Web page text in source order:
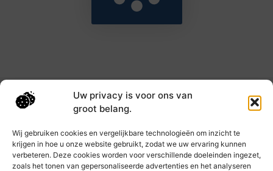
Uw privacy is voor ons van
groot belang.
Wij gebruiken cookies en vergelijkbare technologieën om inzicht te
krijgen in hoe u onze website gebruikt, zodat we uw ervaring kunnen
verbeteren. Deze cookies worden voor verschillende doeleinden ingezet,
zoals het tonen van gepersonaliseerde advertenties en het analyseren
Main Links